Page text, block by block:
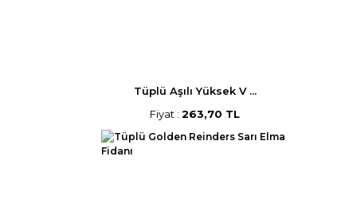
Tüplü Aşılı Yüksek V ...
Fiyat : 263,70 TL